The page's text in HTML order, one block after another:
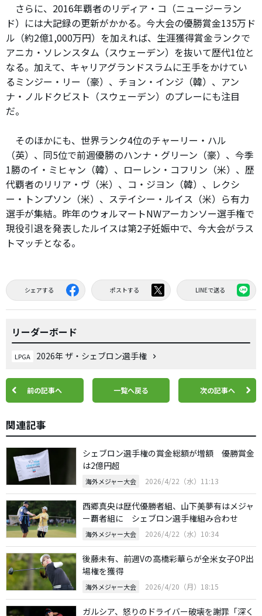
さらに、2016年覇者のリディア・コ（ニュージーラン
ド）には大記録の更新がかかる。今大会の優勝賞金135万ド
ル（約2億1,000万円）を加えれば、生涯獲得賞金ランクで
アニカ・ソレンスタム（スウェーデン）を抜いて歴代1位と
なる。加えて、キャリアグランドスラムに王手をかけてい
るミンジー・リー（豪）、チョン・インジ（韓）、アン
ナ・ノルドクビスト（スウェーデン）のプレーにも注目
だ。
そのほかにも、世界ランク4位のチャーリー・ハル
（英）、同5位で前週優勝のハンナ・グリーン（豪）、今季
1勝のイ・ミヒャン（韓）、ローレン・コフリン（米）、歴
代覇者のリリア・ヴ（米）、コ・ジヨン（韓）、レクシ
ー・トンプソン（米）、ステイシー・ルイス（米）ら有力
選手が集結。昨年のウォルマートNWアーカンソー選手権で
現役引退を発表したルイスは第2子妊娠中で、今大会がラス
トマッチとなる。
シェアする ポストする LINEで送る
リーダーボード
LPGA 2026年 ザ・シェブロン選手権
前の記事へ 一覧へ戻る 次の記事へ
関連記事
シェブロン選手権の賞金総額が増額 優勝賞金
は2億円超
海外メジャー大会 2026/4/22（水）11:13
西郷真央は歴代優勝者組、山下美夢有はメジャ
ー覇者組に シェブロン選手権組み合わせ
海外メジャー大会 2026/4/22（水）10:34
後藤未有、前週Vの高橋彩華らが全米女子OP出
場権を獲得
海外メジャー大会 2026/4/20（月）18:15
ガルシア、怒りのドライバー破壊を謝罪「深く